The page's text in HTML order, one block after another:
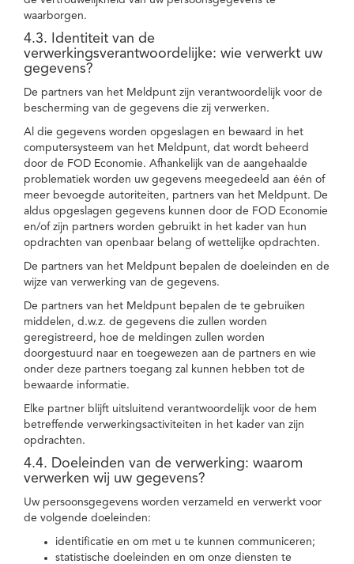
waarborgen.
4.3. Identiteit van de
verwerkingsverantwoordelijke: wie verwerkt uw
gegevens?
De partners van het Meldpunt zijn verantwoordelijk voor de
bescherming van de gegevens die zij verwerken.
Al die gegevens worden opgeslagen en bewaard in het
computersysteem van het Meldpunt, dat wordt beheerd
door de FOD Economie. Afhankelijk van de aangehaalde
problematiek worden uw gegevens meegedeeld aan één of
meer bevoegde autoriteiten, partners van het Meldpunt. De
aldus opgeslagen gegevens kunnen door de FOD Economie
en/of zijn partners worden gebruikt in het kader van hun
opdrachten van openbaar belang of wettelijke opdrachten.
De partners van het Meldpunt bepalen de doeleinden en de
wijze van verwerking van de gegevens.
De partners van het Meldpunt bepalen de te gebruiken
middelen, d.w.z. de gegevens die zullen worden
geregistreerd, hoe de meldingen zullen worden
doorgestuurd naar en toegewezen aan de partners en wie
onder deze partners toegang zal kunnen hebben tot de
bewaarde informatie.
Elke partner blijft uitsluitend verantwoordelijk voor de hem
betreffende verwerkingsactiviteiten in het kader van zijn
opdrachten.
4.4. Doeleinden van de verwerking: waarom
verwerken wij uw gegevens?
Uw persoonsgegevens worden verzameld en verwerkt voor
de volgende doeleinden:
identificatie en om met u te kunnen communiceren;
statistische doeleinden en om onze diensten te